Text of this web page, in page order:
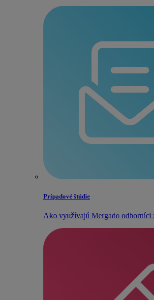
Prípadové štúdie
Ako využívajú Mergado odborníci